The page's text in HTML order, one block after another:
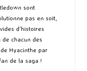
sont
pas en soit,
d’histoires
chacun des
Hyacinthe par
de la saga !